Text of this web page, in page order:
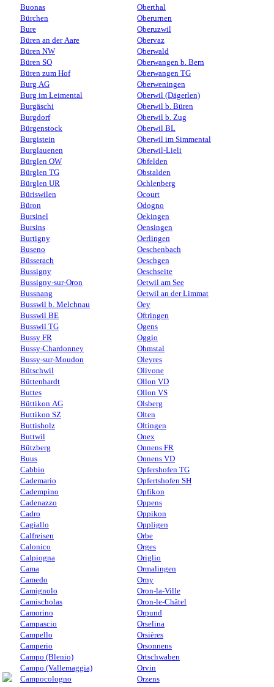
Buonas
Bürchen
Bure
Büren an der Aare
Büren NW
Büren SO
Büren zum Hof
Burg AG
Burg im Leimental
Burgäschi
Burgdorf
Bürgenstock
Burgistein
Burglauenen
Bürglen OW
Bürglen TG
Bürglen UR
Büriswilen
Büron
Bursinel
Bursins
Burtigny
Buseno
Büsserach
Bussigny
Bussigny-sur-Oron
Bussnang
Busswil b. Melchnau
Busswil BE
Busswil TG
Bussy FR
Bussy-Chardonney
Bussy-sur-Moudon
Bütschwil
Büttenhardt
Buttes
Büttikon AG
Buttikon SZ
Buttisholz
Buttwil
Bützberg
Buus
Cabbio
Cademario
Cadempino
Cadenazzo
Cadro
Cagiallo
Calfreisen
Calonico
Calpiogna
Cama
Camedo
Camignolo
Camischolas
Camorino
Campascio
Campello
Camperio
Campo (Blenio)
Campo (Vallemaggia)
Campocologno
Oberthal
Oberurnen
Oberuzwil
Obervaz
Oberwald
Oberwangen b. Bern
Oberwangen TG
Oberweningen
Oberwil (Dägerlen)
Oberwil b. Büren
Oberwil b. Zug
Oberwil BL
Oberwil im Simmental
Oberwil-Lieli
Obfelden
Obstalden
Ochlenberg
Ocourt
Odogno
Oekingen
Oensingen
Oerlingen
Oeschenbach
Oeschgen
Oeschseite
Oetwil am See
Oetwil an der Limmat
Oey
Oftringen
Ogens
Oggio
Ohmstal
Oleyres
Olivone
Ollon VD
Ollon VS
Olsberg
Olten
Oltingen
Onex
Onnens FR
Onnens VD
Opfershofen TG
Opfertshofen SH
Opfikon
Oppens
Oppikon
Oppligen
Orbe
Orges
Origlio
Ormalingen
Orny
Oron-la-Ville
Oron-le-Châtel
Orpund
Orselina
Orsières
Orsonnens
Ortschwaben
Orvin
Orzens